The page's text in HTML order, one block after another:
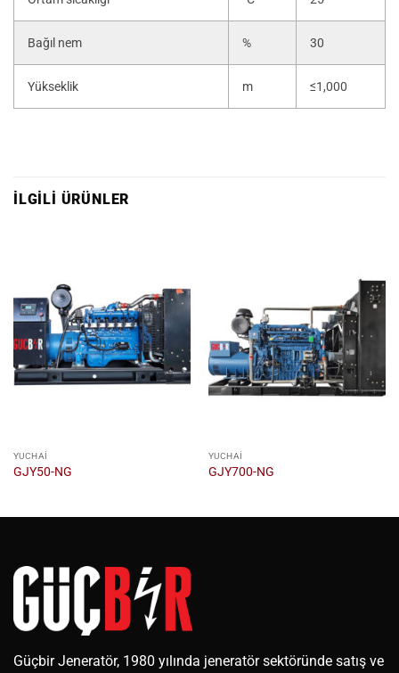
Bağıl nem % 30
Yükseklik m ≤1,000
İLGILI ÜRÜNLER
YUCHAI
GJY50-NG
YUCHAI
GJY700-NG
Güçbir Jeneratör, 1980 yılında jeneratör sektöründe satış ve